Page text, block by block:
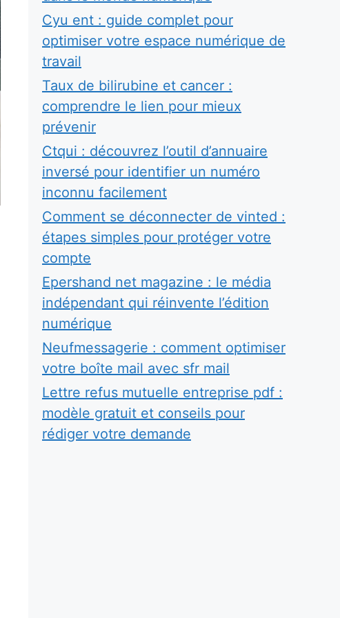
Cyu ent : guide complet pour
optimiser votre espace numérique de
travail
Taux de bilirubine et cancer :
comprendre le lien pour mieux
prévenir
Ctqui : découvrez l’outil d’annuaire
inversé pour identifier un numéro
inconnu facilement
Comment se déconnecter de vinted :
étapes simples pour protéger votre
compte
Epershand net magazine : le média
indépendant qui réinvente l’édition
numérique
Neufmessagerie : comment optimiser
votre boîte mail avec sfr mail
Lettre refus mutuelle entreprise pdf :
modèle gratuit et conseils pour
rédiger votre demande